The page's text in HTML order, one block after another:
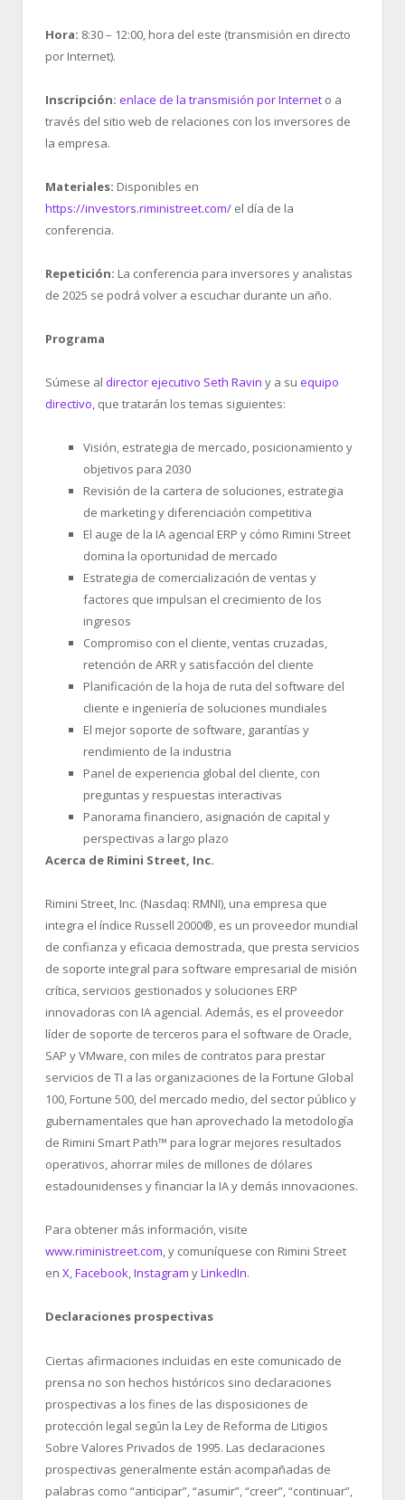
Hora: 8:30 – 12:00, hora del este (transmisión en directo
por Internet).
Inscripción: enlace de la transmisión por Internet o a
través del sitio web de relaciones con los inversores de
la empresa.
Materiales: Disponibles en
https://investors.riministreet.com/ el día de la
conferencia.
Repetición: La conferencia para inversores y analistas
de 2025 se podrá volver a escuchar durante un año.
Programa
Súmese al director ejecutivo Seth Ravin y a su equipo
directivo, que tratarán los temas siguientes:
Visión, estrategia de mercado, posicionamiento y
objetivos para 2030
Revisión de la cartera de soluciones, estrategia
de marketing y diferenciación competitiva
El auge de la IA agencial ERP y cómo Rimini Street
domina la oportunidad de mercado
Estrategia de comercialización de ventas y
factores que impulsan el crecimiento de los
ingresos
Compromiso con el cliente, ventas cruzadas,
retención de ARR y satisfacción del cliente
Planificación de la hoja de ruta del software del
cliente e ingeniería de soluciones mundiales
El mejor soporte de software, garantías y
rendimiento de la industria
Panel de experiencia global del cliente, con
preguntas y respuestas interactivas
Panorama financiero, asignación de capital y
perspectivas a largo plazo
Acerca de Rimini Street, Inc.
Rimini Street, Inc. (Nasdaq: RMNI), una empresa que
integra el índice Russell 2000®, es un proveedor mundial
de confianza y eficacia demostrada, que presta servicios
de soporte integral para software empresarial de misión
crítica, servicios gestionados y soluciones ERP
innovadoras con IA agencial. Además, es el proveedor
líder de soporte de terceros para el software de Oracle,
SAP y VMware, con miles de contratos para prestar
servicios de TI a las organizaciones de la Fortune Global
100, Fortune 500, del mercado medio, del sector público y
gubernamentales que han aprovechado la metodología
de Rimini Smart Path™ para lograr mejores resultados
operativos, ahorrar miles de millones de dólares
estadounidenses y financiar la IA y demás innovaciones.
Para obtener más información, visite
www.riministreet.com, y comuníquese con Rimini Street
en X,Facebook,Instagram yLinkedIn.
Declaraciones prospectivas
Ciertas afirmaciones incluidas en este comunicado de
prensa no son hechos históricos sino declaraciones
prospectivas a los fines de las disposiciones de
protección legal según la Ley de Reforma de Litigios
Sobre Valores Privados de 1995. Las declaraciones
prospectivas generalmente están acompañadas de
palabras como “anticipar”, “asumir”, “creer”, “continuar”,